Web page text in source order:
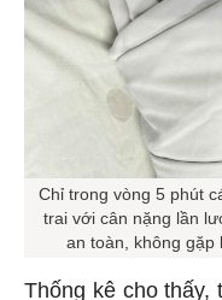
Chỉ trong vòng 5 phút
trai với cân nặng lần
an toàn, không
Thống kê cho